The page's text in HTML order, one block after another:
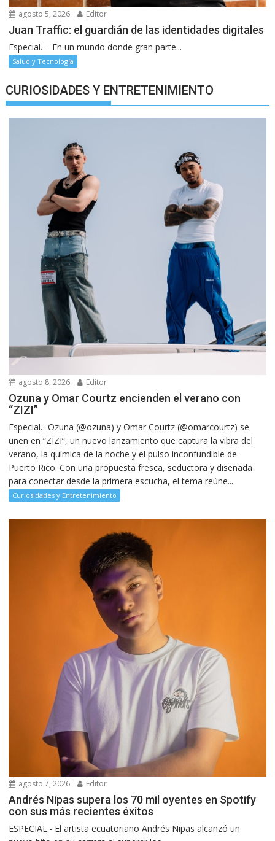
agosto 5, 2026 Editor
Juan Traffic: el guardián de las identidades digitales
Especial. – En un mundo donde gran parte...
Salud y Tecnología
CURIOSIDADES Y ENTRETENIMIENTO
agosto 8, 2026 Editor
Ozuna y Omar Courtz encienden el verano con
“ZIZI”
Especial.- Ozuna (@ozuna) y Omar Courtz (@omarcourtz) se
unen en “ZIZI”, un nuevo lanzamiento que captura la vibra del
verano, la química de la noche y el pulso inconfundible de
Puerto Rico. Con una propuesta fresca, seductora y diseñada
para conectar desde la primera escucha, el tema reúne...
Curiosidades y Entretenimiento
agosto 7, 2026 Editor
Andrés Nipas supera los 70 mil oyentes en Spotify
con sus más recientes éxitos
ESPECIAL.- El artista ecuatoriano Andrés Nipas alcanzó un